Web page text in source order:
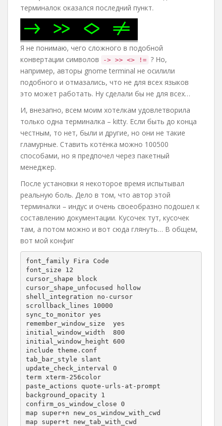
терминалок оказался последний пункт.
Я не понимаю, чего сложного в подобной
конвертации символов
-> >> <> != ? Но,
например, авторы gnome terminal не осилили
подобного и отмазались, что не для всех языков
это может работать. Ну сделали бы не для всех…
И, внезапно, всем моим хотелкам удовлетворила
только одна терминалка – kitty. Если быть до конца
честным, то нет, были и другие, но они не такие
гламурные. Ставить котёнка можно 100500
способами, но я предпочел через пакетный
менеджер.
После установки я некоторое время испытывал
реальную боль. Дело в том, что автор этой
терминалки – индус и очень своеобразно подошел к
составлению документации. Кусочек тут, кусочек
там, а потом можно и вот сюда глянуть… В общем,
вот мой конфиг
font_family Fira Code
font_size 12
cursor_shape block
cursor_shape_unfocused hollow
shell_integration no-cursor
scrollback_lines 10000
sync_to_monitor yes
remember_window_size  yes
initial_window_width  800
initial_window_height 600
include theme.conf
tab_bar_style slant
update_check_interval 0
term xterm-256color
paste_actions quote-urls-at-prompt
background_opacity 1
confirm_os_window_close 0
map super+n new_os_window_with_cwd
map super+t new_tab_with_cwd